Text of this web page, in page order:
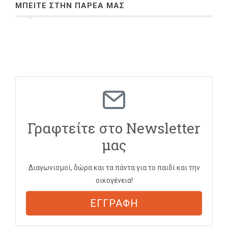
ΜΠΕΙΤΕ ΣΤΗΝ ΠΑΡΕΑ ΜΑΣ
Γραφτείτε στο Newsletter
μας
Διαγωνισμοί, δώρα και τα πάντα για το παιδί και την
οικογένεια!
ΕΓΓΡΑΦΗ